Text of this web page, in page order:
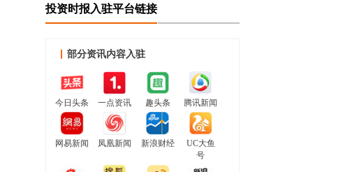
投资时报入驻平台链接
部分资讯内容入驻
今日头条 一点资讯 趣头条 腾讯新闻
网易新闻 凤凰新闻 新浪财经
UC大鱼
号